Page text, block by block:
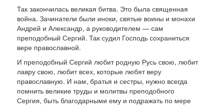
Так закончилась великая битва. Это была свя­щенная
война. Зачинатели были иноки, святые воины и монахи
Андрей и Александр, а руководи­телем — сам
преподобный Сергий. Так судил Господь сохраниться
вере православной.
И преподобный Сергий любит родную Русь свою, любит
лавру свою, любит всех, которые лю­бят веру
православную. И нам, братья и сестры, нужно всегда
помнить великие труды и молитвы преподобного
Сергия, быть благодарными ему и подражать по мере